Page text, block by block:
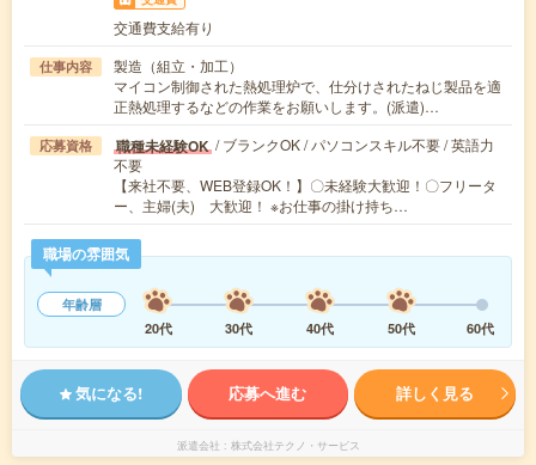
交通費支給有り
仕事内容
製造（組立・加工）
マイコン制御された熱処理炉で、仕分けされたねじ製品を適
正熱処理するなどの作業をお願いします。(派遣)…
応募資格 職種未経験OK / ブランクOK / パソコンスキル不要 / 英語力
不要
【来社不要、WEB登録OK！】〇未経験大歓迎！〇フリータ
ー、主婦(夫) 大歓迎！ ※お仕事の掛け持ち…
職場の雰囲気
年齢層
20代
30代 40代 50代 60代
気になる! 応募へ進む 詳しく見る
派遣会社 株式会社テクノ・サービス